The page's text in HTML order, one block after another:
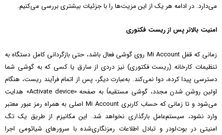
می‌دارد. در ادامه هر یک از این مزیت‌ها را با جزئیات بیشتری بررسی می‌کنیم.
امنیت بالاتر پس از ریست فکتوری
زمانی که قفل Mi Account روی گوشی فعال باشد، حتی بازگردانی کامل دستگاه به
تنظیمات کارخانه (ریست فکتوری) نیز دردی از سارق یا کسی که به گوشی شما
دسترسی پیدا کرده، دوا نمی‌کند. به‌عبارت دیگر، پس از اتمام فرآیند ریست، هنگام
اولین روشن شدن مجدد، گوشی مستقیماً به صفحه «Activate device» هدایت
می‌شود و تا زمانی که حساب کاربری Mi Account اصلی به همراه رمز عبور معتبر
وارد نشود، سیستم‌عامل بارگذاری نخواهد شد. این مکانیزم از طریق یک تگ
امنیتی در بوت‌لودر و تبادل اطلاعات رمزنگاری‌شده با سرورهای شیائومی اجرا